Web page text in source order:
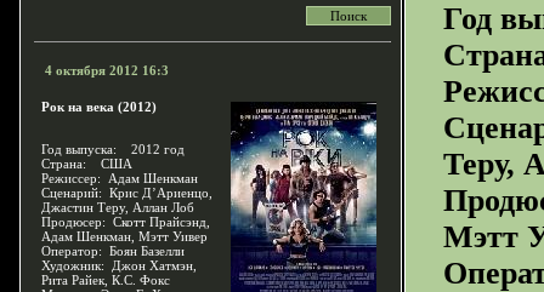
4 октября 2012 16:3
Рок на века (2012)
Год выпуска: 2012 год
Страна: США
Режиссер: Адам Шенкман
Сценарий: Крис Д’Ариенцо,
Джастин Теру, Аллан Лоб
Продюсер: Скотт Прайсэнд,
Адам Шенкман, Мэтт Уивер
Оператор: Боян Базелли
Художник: Джон Хатмэн,
Рита Райек, К.С. Фокс
Год
Теру,
Мэтт